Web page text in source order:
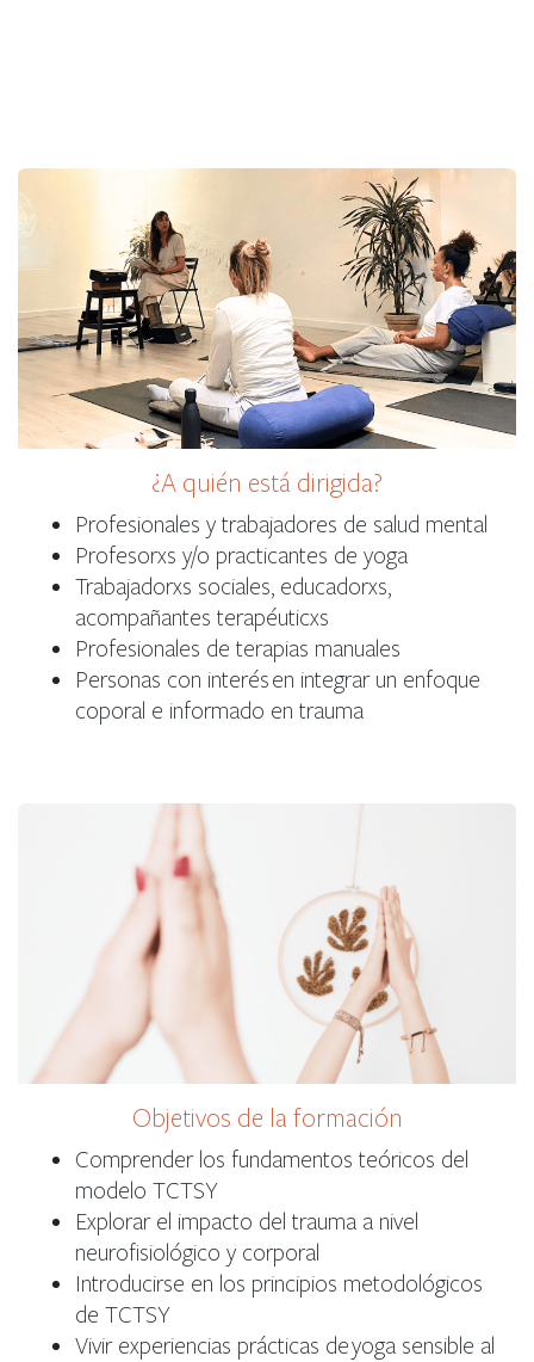
¿A quién está dirigida?
Profesionales y trabajadores de salud mental
Profesorxs y/o practicantes de yoga
Trabajadorxs sociales, educadorxs,
acompañantes terapéuticxs
Profesionales de terapias manuales
Personas con interés en integrar un enfoque
coporal e informado en trauma
Objetivos de la formación
Comprender los fundamentos teóricos del
modelo TCTSY
Explorar el impacto del trauma a nivel
neurofisiológico y corporal
Introducirse en los principios metodológicos
de TCTSY
Vivir experiencias prácticas de yoga sensible al